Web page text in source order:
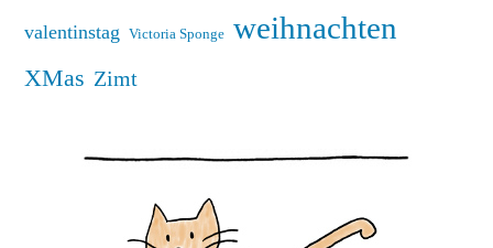
valentinstag Victoria Sponge weihnachten
XMas Zimt